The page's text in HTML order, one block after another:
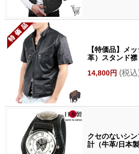
【特価品】メ
革）スタンド
14,800円 (税
クセのないシ
計（牛革/日本製